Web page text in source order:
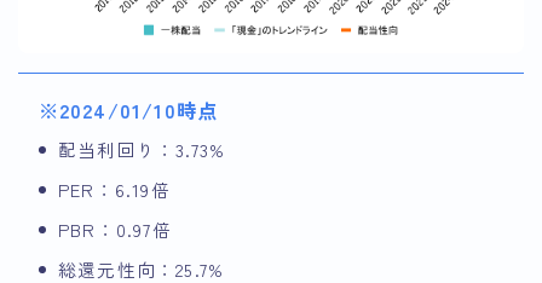
※2024/01/10時点
配当利回り：3.73%
PER：6.19倍
PBR：0.97倍
総還元性向：25.7%